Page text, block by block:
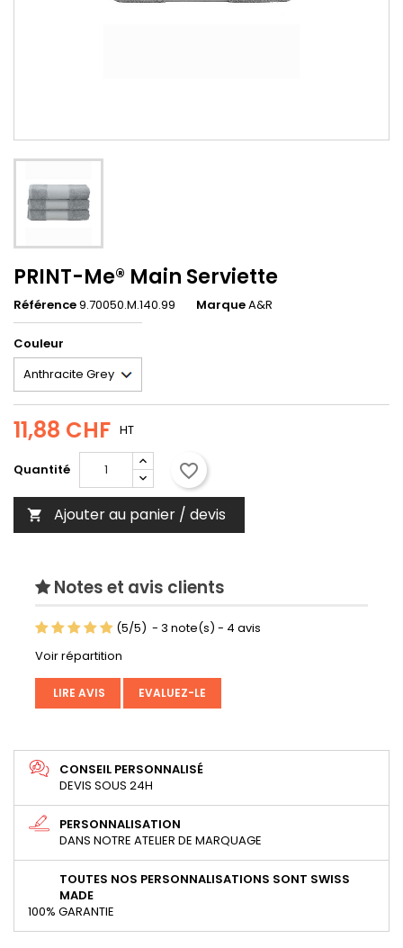
PRINT-Me® Main Serviette
Référence9.70050.M.140.99 MarqueA&R
Couleur
11,88 CHF HT
Quantité favorite_border
 Ajouter au panier / devis
Notes et avis clients
(5/5) - 3 note(s) - 4 avis
Voir répartition
LIRE AVIS EVALUEZ-LE
CONSEIL PERSONNALISÉ
DEVIS SOUS 24H
PERSONNALISATION
DANS NOTRE ATELIER DE MARQUAGE
TOUTES NOS PERSONNALISATIONS SONT SWISS
MADE
100% GARANTIE